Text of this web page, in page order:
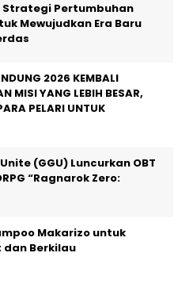
Strategi Pertumbuhan
Mewujudkan Era Baru
2026 KEMBALI
MISI YANG LEBIH BESAR,
PELARI UNTUK
(GGU) Luncurkan OBT
“Ragnarok Zero:
Makarizo untuk
dan Berkilau